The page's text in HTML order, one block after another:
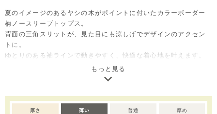
夏のイメージのあるヤシの木がポイントに付いたカラーボーダー
柄ノースリーブトップス。
背面の三角スリットが、見た目にも涼しげでデザインのアクセン
トに。
ゆとりのある袖ラインで動きやすく、快適な着心地を叶えます。
バカンスシーンや真夏のお出かけにぴったりの一着で、ご自宅用
としてはもちろん、出産祝いやベビー服ギフトとしても喜ばれる
※サイズによって脱着のためのボタンの有無が異なります。
もっと見る
厚さ 薄い 普通 厚め